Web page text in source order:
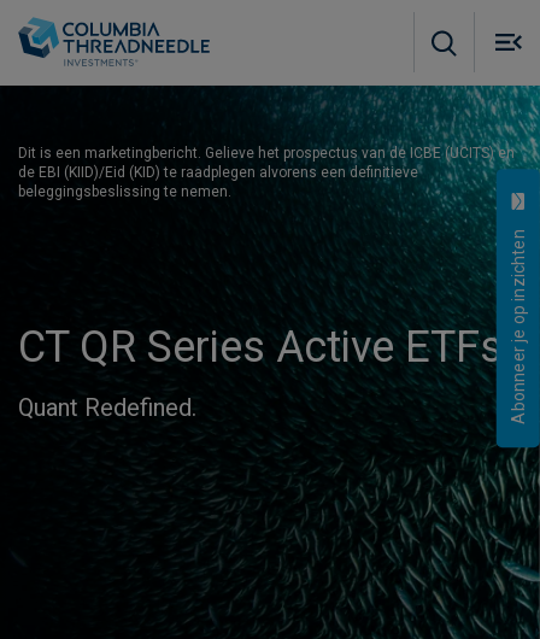
CT QR Series Active ETFs
Quant Redefined.
Dit is een marketingbericht. Gelieve het prospectus van de ICBE (UCITS) en
de EBI (KIID)/Eid (KID) te raadplegen alvorens een definitieve
beleggingsbeslissing te nemen.
Abonneer je op inzichten